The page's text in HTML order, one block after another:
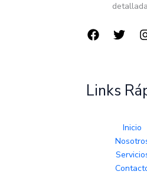
Links
Inicio